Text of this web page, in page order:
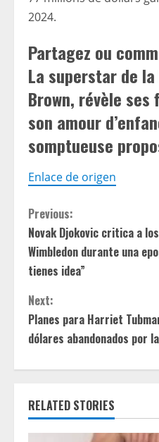
2024.
Partagez ou
La superstar de la
Brown, révèle
son amour
somptueuse
Enlace de origen
C
o
n
t
i
n
u
e
Previous:
Novak Djokovic critica a
Wimbledon durante una
tienes idea”
Next:
Planes para Harriet
dólares abandonados por
RELATED STORIES